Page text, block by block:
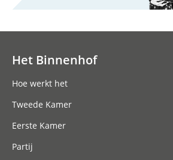
Het Binnenhof
Hoe werkt het
Tweede Kamer
Eerste Kamer
Partij